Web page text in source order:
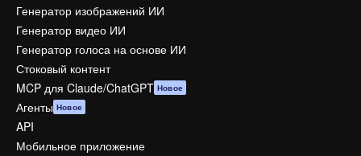
Генератор изображений ИИ
Генератор видео ИИ
Генератор голоса на основе ИИ
Стоковый контент
MCP для Claude/ChatGPT Новое
Агенты Новое
API
Мобильное приложение